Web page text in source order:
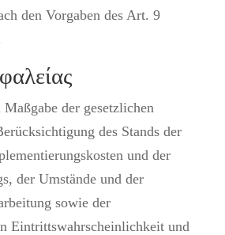
den Vorgaben des Art. 9
der gesetzlichen
des Stands der
und der
der Umstände und der
sowie der
Eintrittswahrscheinlichkeit und